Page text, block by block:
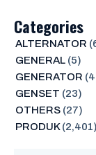
Categories
ALTERNATOR
GENERAL(5)
GENERATOR
GENSET (23)
OTHERS(27)
PRODUK(2,401)